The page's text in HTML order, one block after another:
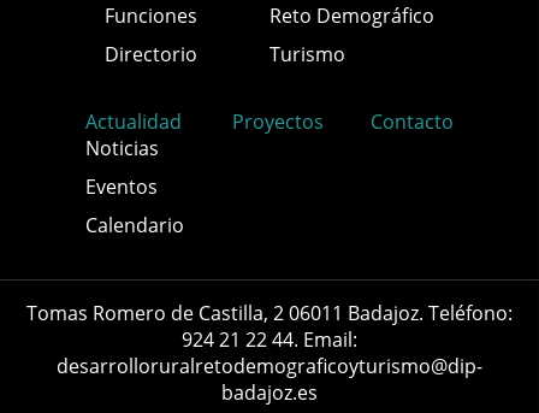
Funciones
Directorio
Reto Demográfico
Turismo
Actualidad
Noticias
Eventos
Calendario
Proyectos Contacto
Tomas Romero de Castilla, 2 06011 Badajoz. Teléfono:
924 21 22 44. Email:
desarrolloruralretodemograficoyturismo@dip-
badajoz.es